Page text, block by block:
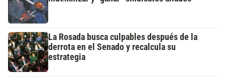
La Rosada busca culpables después de la
derrota en el Senado y recalcula su
estrategia